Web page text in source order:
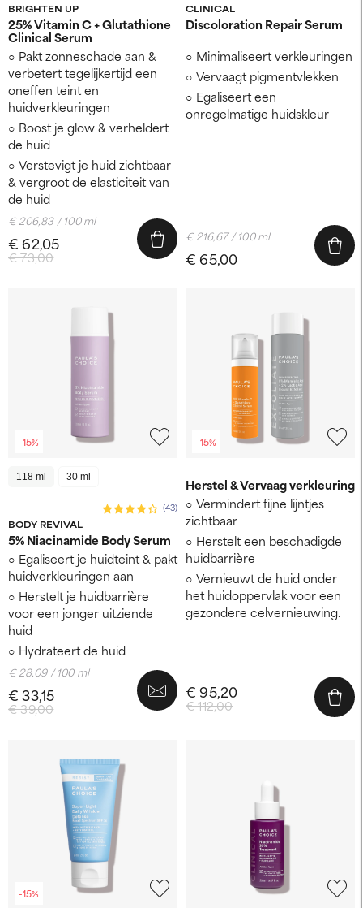
BRIGHTEN UP
25% Vitamin C + Glutathione
Clinical Serum
Pakt zonneschade aan &
verbetert tegelijkertijd een
oneffen teint en
huidverkleuringen
Boost je glow & verheldert
de huid
Verstevigt je huid zichtbaar
& vergroot de elasticiteit van
de huid
€ 73,00
€ 62,05
€ 206,83 / 100 ml
-15%
CLINICAL
Discoloration Repair Serum
Minimaliseert verkleuringen
Vervaagt pigmentvlekken
Egaliseert een
onregelmatige huidskleur
€ 65,00
€ 216,67 / 100 ml
-15%
118 ml 30 ml
BODY REVIVAL
(43)
5% Niacinamide Body Serum
Egaliseert je huidteint & pakt
huidverkleuringen aan
Herstelt je huidbarrière
voor een jonger uitziende
huid
Hydrateert de huid
€ 39,00
€ 33,15
€ 28,09 / 100 ml
-15%
‌Herstel & Vervaag verkleuring
Vermindert fijne lijntjes
zichtbaar
Herstelt een beschadigde
huidbarrière
Vernieuwt de huid onder
het huidoppervlak voor een
gezondere celvernieuwing.
€ 112,00
€ 95,20